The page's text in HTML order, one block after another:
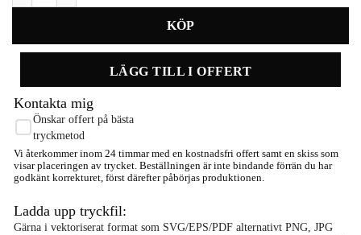
Kontakta mig
Önskar offert på bästa
tryckmetod
Vi återkommer inom 24 timmar med en kostnadsfri offert samt en skiss som
visar placeringen av trycket. Beställningen är inte bindande förrän du har
godkänt korrekturet, först därefter påbörjas produktionen.
Ladda upp tryckfil:
Gärna i vektoriserat format som SVG/EPS/PDF alternativt PNG, JPG
LÄGG TILL I OFFERT